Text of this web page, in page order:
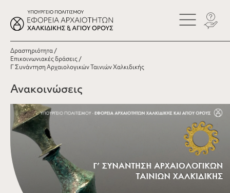
Δραστηριότητα
Επικοινωνιακές δράσεις
Γ΄ Συνάντηση Αρχαιολογικών Ταινιών Χαλκιδικής
Ανακοινώσεις